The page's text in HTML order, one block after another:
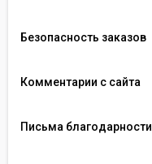
Безопасность заказов
Комментарии с сайта
Письма благодарности